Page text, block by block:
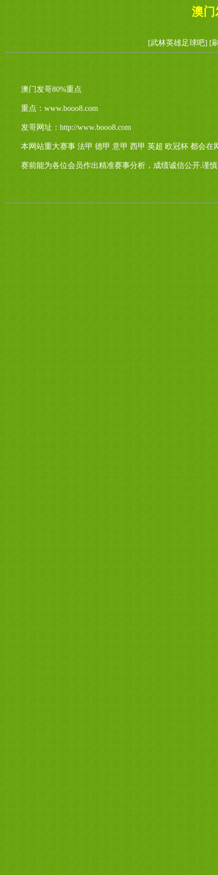
澳门
[武林英雄足球吧] [
澳门发哥80%重点
重点：www.booo8.com
发哥网址：http://www.booo8.com
本网站重大赛事 法甲 德甲 意甲 西甲 英超 欧冠杯 都会
赛前能为各位会员作出精准赛事分析，成绩诚信公开.谨